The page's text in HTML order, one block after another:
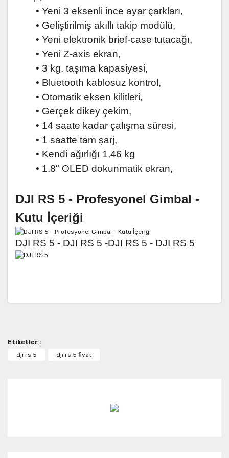
• Yeni 3 eksenli ince ayar çarkları,
• Geliştirilmiş akıllı takip modülü,
• Yeni elektronik brief-case tutacağı,
• Yeni Z-axis ekran,
• 3 kg. taşıma kapasiyesi,
• Bluetooth kablosuz kontrol,
• Otomatik eksen kilitleri,
• Gerçek dikey çekim,
• 14 saate kadar çalışma süresi,
• 1 saatte tam şarj,
• Kendi ağırlığı 1,46 kg
• 1.8" OLED dokunmatik ekran,
DJI RS 5 - Profesyonel Gimbal -
Kutu İçeriği
DJI RS 5 - DJI RS 5 -DJI RS 5 - DJI RS 5
Ürün resmi kalitesiz, bozuk veya görüntülenemiyor.
Bu ürüne benzer farklı alternatifler olmalı.
Etiketler :
dji rs 5
dji rs 5 fiyat